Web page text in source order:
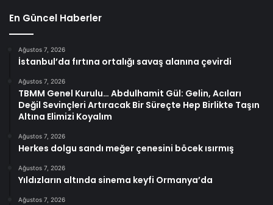
En Güncel Haberler
Ağustos 7, 2026
İstanbul’da fırtına ortalığı savaş alanına çevirdi
Ağustos 7, 2026
TBMM Genel Kurulu… Abdulhamit Gül: Gelin, Acıları
Değil Sevinçleri Artıracak Bir Süreçte Hep Birlikte Taşın
Altına Elimizi Koyalım
Ağustos 7, 2026
Herkes dolgu sandı meğer çenesini böcek ısırmış
Ağustos 7, 2026
Yıldızların altında sinema keyfi Ormanya’da
Ağustos 7, 2026